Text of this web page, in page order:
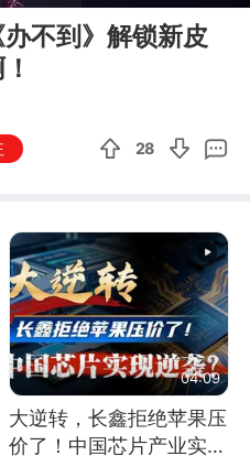
不到》解锁新皮
28
04:09
大逆转，长鑫拒绝苹果压
价了！中国芯片产业实现